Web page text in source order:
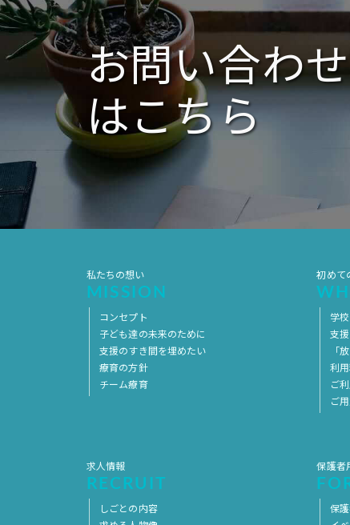
ョ
ン
お問い合わせ
はこちら
私たちの想い
MISSION
コンセプト
子ども達の未来のために
支援のすき間を埋めたい
療育の方針
チーム療育
初めて
学
支
「
利
ご
ご
求人情報
RECRUIT
しごとの内容
保護者
保